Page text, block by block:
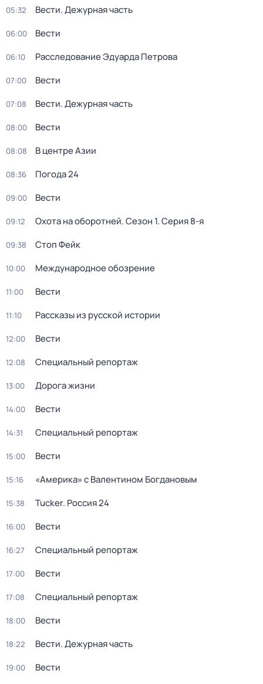
05:32 Вести. Дежурная часть
06:00 Вести
06:10 Расследование Эдуарда Петрова
07:00 Вести
07:08 Вести. Дежурная часть
08:00 Вести
08:08 В центре Азии
08:36 Погода 24
09:00 Вести
09:12 Охота на оборотней. Сезон 1. Серия 8-я
09:38 Стоп Фейк
10:00 Международное обозрение
11:00 Вести
11:10 Рассказы из русской истории
12:00 Вести
12:08 Специальный репортаж
13:00 Дорога жизни
14:00 Вести
14:31 Специальный репортаж
15:00 Вести
15:16 «Америка» с Валентином Богдановым
15:38 Tucker. Россия 24
16:00 Вести
16:27 Специальный репортаж
17:00 Вести
17:08 Специальный репортаж
18:00 Вести
18:22 Вести. Дежурная часть
19:00 Вести